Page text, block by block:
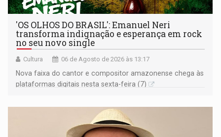
'OS OLHOS DO BRASIL': Emanuel Neri
transforma indignação e esperança em rock
no seu novo single
Cultura 06 de Agosto de 2026 às 13:17
Nova faixa do cantor e compositor amazonense chega às
plataformas digitais nesta sexta-feira (7)